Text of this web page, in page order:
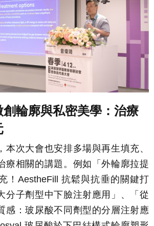
輪廓與私密美學：治療
本次大會也安排多場與再生填充、
療相關的講題。例如「外輪廓拉提
！AestheFill 抗鬆與抗垂的關鍵打
分子劑型中下臉注射應用」、「從
感：玻尿酸不同劑型的分層注射應